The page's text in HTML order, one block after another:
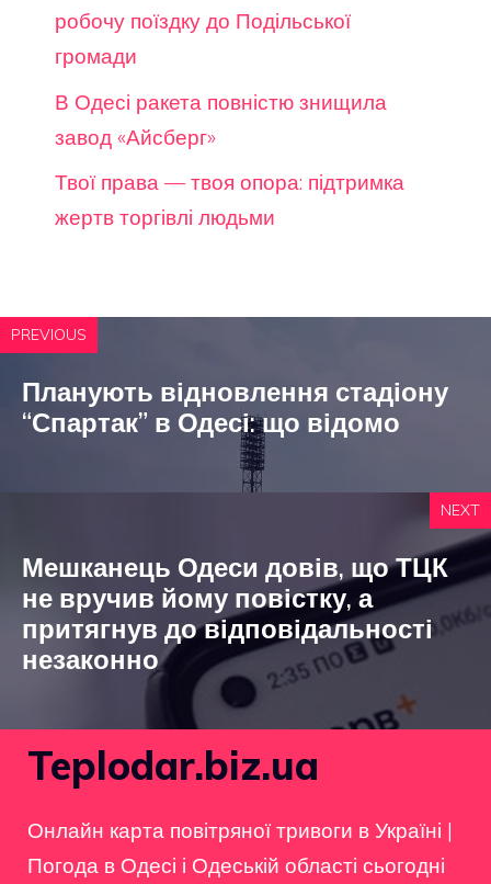
робочу поїздку до Подільської
громади
В Одесі ракета повністю знищила
завод «Айсберг»
Твої права — твоя опора: підтримка
жертв торгівлі людьми
PREVIOUS
Планують відновлення стадіону
“Спартак” в Одесі: що відомо
NEXT
Мешканець Одеси довів, що ТЦК
не вручив йому повістку, а
притягнув до відповідальності
незаконно
Teplodar.biz.ua
Онлайн карта повітряної тривоги в Україні |
Погода в Одесі і Одеській області сьогодні